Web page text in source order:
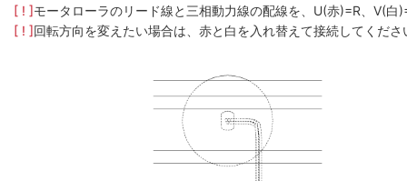
[ ! ]モータローラのリード線と三相動力線の配線を、U(赤)=R、V(
[ ! ]回転方向を変えたい場合は、赤と白を入れ替えて接続してくださ